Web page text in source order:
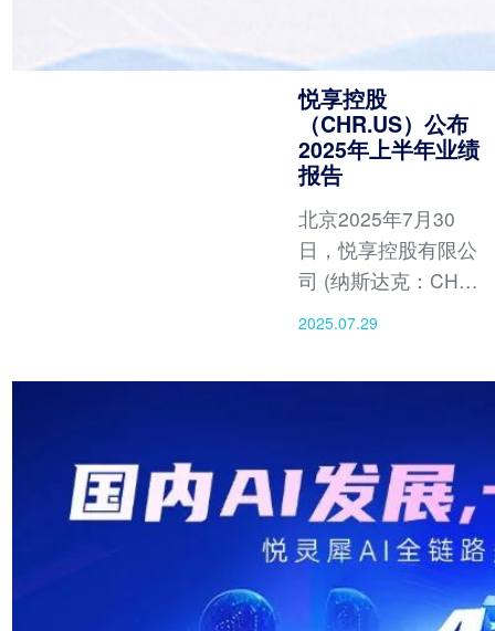
悦享控股
（CHR.US）公布
2025年上半年业绩
报告
北京2025年7月30
日，悦享控股有限公
司 (纳斯达克：CHR)
公布截至2025年6月
2025.07.29